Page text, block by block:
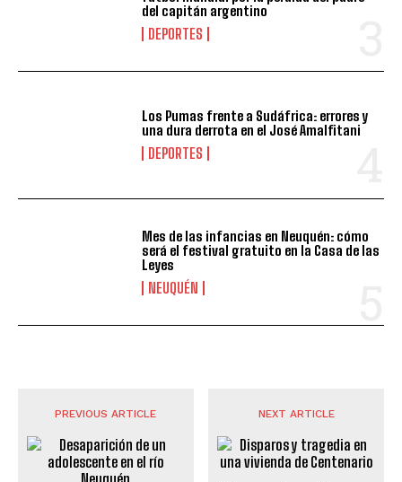
del capitán argentino
DEPORTES
Los Pumas frente a Sudáfrica: errores y
una dura derrota en el José Amalfitani
DEPORTES
Mes de las infancias en Neuquén: cómo
será el festival gratuito en la Casa de las
Leyes
NEUQUÉN
PREVIOUS ARTICLE NEXT ARTICLE